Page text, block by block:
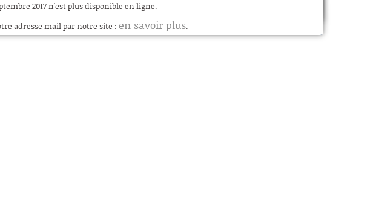
2017 n'est plus disponible en ligne.
adresse mail par notre site : en savoir plus.